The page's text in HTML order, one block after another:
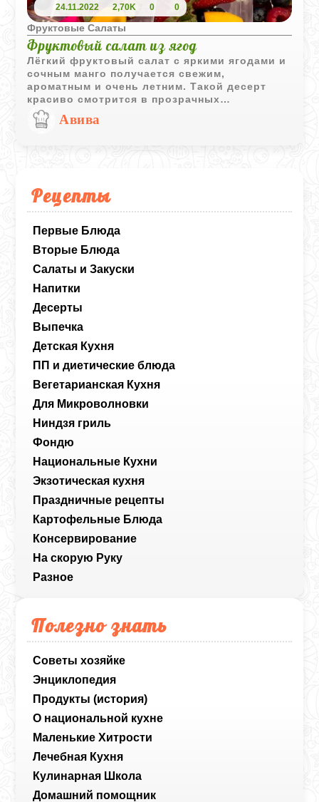
Рецепты
Первые Блюда
Вторые Блюда
Салаты и Закуски
Напитки
Десерты
Выпечка
Детская Кухня
ПП и диетические блюда
Вегетарианская Кухня
Для Микроволновки
Ниндзя гриль
Фондю
Национальные Кухни
Экзотическая кухня
Праздничные рецепты
Картофельные Блюда
Консервирование
На скорую Руку
Разное
Полезно знать
Советы хозяйке
Энциклопедия
Продукты (история)
О национальной кухне
Маленькие Хитрости
Лечебная Кухня
Кулинарная Школа
Домашний помощник
24.11.2022 2,70K 0 0
Фруктовые Салаты
Фруктовый салат из ягод
Лёгкий фруктовый салат с яркими ягодами и
сочным манго получается свежим,
ароматным и очень летним. Такой десерт
красиво смотрится в прозрачных
стаканчиках и подходит как для
праздничного стола, так и для быстрого
Авива